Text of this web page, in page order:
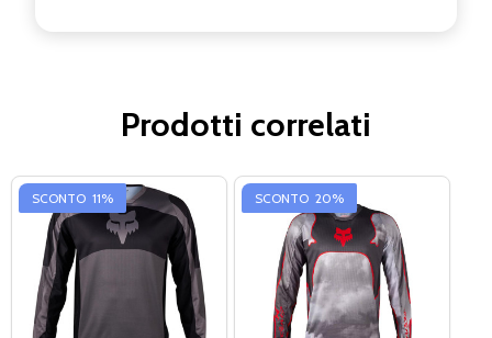
Prodotti correlati
SCONTO 11% SCONTO 20%